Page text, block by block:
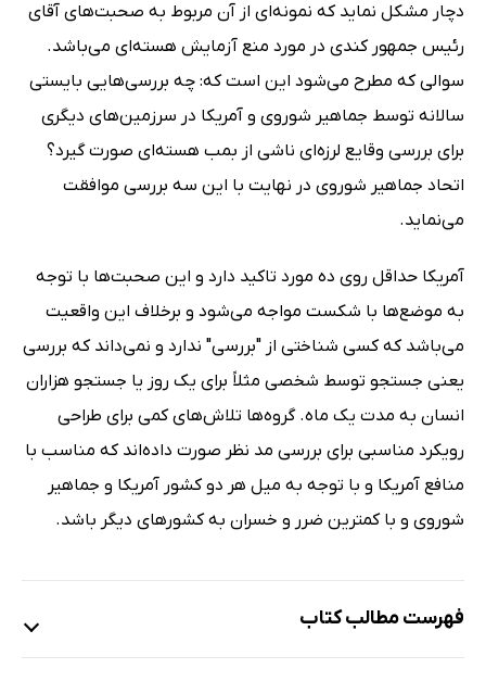
دچار مشکل نماید که نمونه‌ای از آن مربوط به صحبت‌های آقای
رئیس جمهور کندی در مورد منع آزمایش هسته‌ای می‌باشد.
سوالی که مطرح می‌شود این است که: چه بررسی‌هایی بایستی
سالانه توسط جماهیر شوروی و آمریکا در سرزمین‌های دیگری
برای بررسی وقایع لرزه‌ای ناشی از بمب هسته‌ای صورت گیرد؟
اتحاد جماهیر شوروی در نهایت با این سه بررسی موافقت
می‌نماید.
آمریکا حداقل روی ده مورد تاکید دارد و این صحبت‌ها با توجه
به موضع‌ها با شکست مواجه می‌شود و برخلاف این واقعیت
می‌باشد که کسی شناختی از "بررسی" ندارد و نمی‌داند که بررسی
یعنی جستجو توسط شخصی مثلاً برای یک روز یا جستجو هزاران
انسان به مدت یک ماه. گروه‌ها تلاش‌های کمی برای طراحی
رویکرد مناسبی برای بررسی مد نظر صورت داده‌اند که مناسب با
منافع آمریکا و با توجه به میل هر دو کشور آمریکا و جماهیر
شوروی و با کمترین ضرر و خسران به کشورهای دیگر باشد.
فهرست مطالب کتاب